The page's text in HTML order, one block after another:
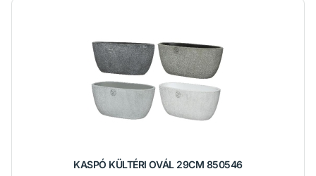
KASPÓ KÜLTÉRI OVÁL 29CM 850546